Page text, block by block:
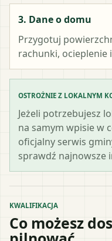
3. Dane o domu
Przygotuj
rachunki, ocieplenie
OSTROŻNIE Z LOKALNYM
Jeżeli potrzebujesz
na samym wpisie w
oficjalny serwis
sprawdź najnowsze
KWALIFIKACJA
Co możesz